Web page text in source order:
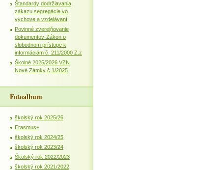
Štandardy dodržiavania
zákazu segregácie vo
výchove a vzdelávaní
Povinné zverejňovanie
dokumentov-Zákon o
slobodnom prístupe k
informáciám č. 211/2000 Z.z
Školné 2025/2026 VZN
Nové Zámky č.1/2025
Fotoalbum
školský rok 2025/26
Erasmus+
školský rok 2024/25
školský rok 2023/24
Školský rok 2022/2023
školský rok 2021/2022